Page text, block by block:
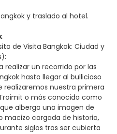
y traslado al hotel.
de Visita Bangkok: Ciudad y
realizar un recorrido por las
hasta llegar al bullicioso
realizaremos nuestra primera
o más conocido como
alberga una imagen de
macizo cargada de historia,
siglos tras ser cubierta